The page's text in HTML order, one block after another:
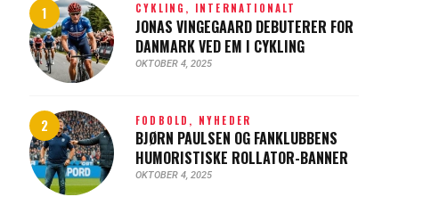
CYKLING, INTERNATIONALT
JONAS VINGEGAARD DEBUTERER FOR
DANMARK VED EM I CYKLING
OKTOBER 4, 2025
FODBOLD, NYHEDER
BJØRN PAULSEN OG FANKLUBBENS
HUMORISTISKE ROLLATOR-BANNER
OKTOBER 4, 2025